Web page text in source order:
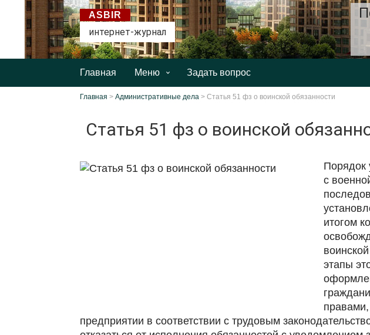
ASBIR
интернет-журнал
Главная Меню Задать вопрос
Главная > Административные дела > Статья 51 фз о воинской обязанности
Статья 51 фз о воинской
Порядок
с
итогом
этапы
предприятии в соответствии с трудовым